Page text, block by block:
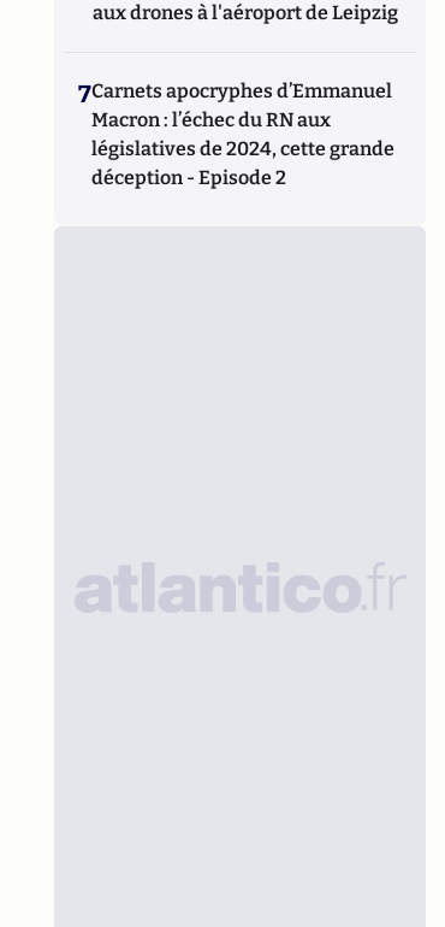
aux drones à l'aéroport de Leipzig
7Carnets apocryphes d’Emmanuel
Macron : l’échec du RN aux
législatives de 2024, cette grande
déception - Episode 2